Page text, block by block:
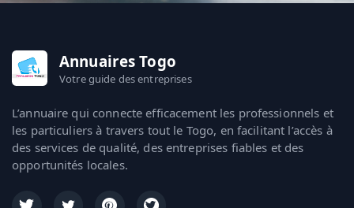
Annuaires Togo
Votre guide des entreprises
L’annuaire qui connecte efficacement les professionnels et
les particuliers à travers tout le Togo, en facilitant l’accès à
des services de qualité, des entreprises fiables et des
opportunités locales.